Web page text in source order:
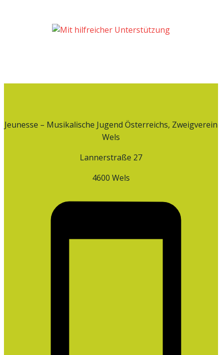
Jeunesse – Musikalische Jugend Österreichs, Zweigverein
Wels
Lannerstraße 27
4600 Wels